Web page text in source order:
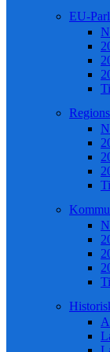
EU-